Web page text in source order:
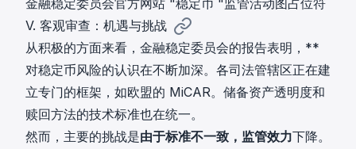
V. 客观审查：机遇与挑战
从积极的方面来看，金融稳定委员会的报告表明，**
对稳定币风险的认识在不断加深。各司法管辖区正在建
立专门的框架，如欧盟的 MiCAR。储备资产透明度和
赎回方法的技术标准也在统一。
然而，主要的挑战是由于标准不一致，监管效力下降。